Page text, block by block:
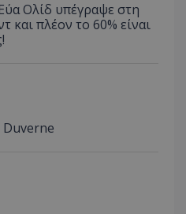
Ολίδ υπέγραψε στη
και πλέον το 60% είναι
Duverne